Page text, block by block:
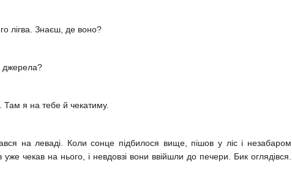
лігва. Знаєш, де воно?
джерела?
я на тебе й чекатиму.
на леваді. Коли сонце підбилося вище, пішов у ліс і незабаром
чекав на нього, і невдовзі вони ввійшли до печери. Бик оглядівся.